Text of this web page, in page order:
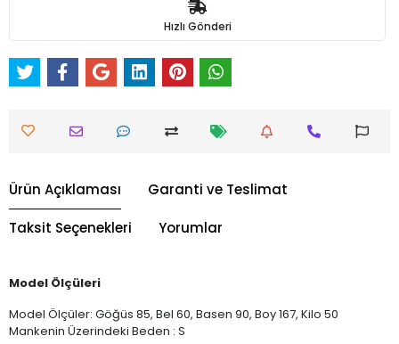
Hızlı Gönderi
Ürün Açıklaması Garanti ve Teslimat
Taksit Seçenekleri Yorumlar
Model Ölçüleri
Model Ölçüler: Göğüs 85, Bel 60, Basen 90, Boy 167, Kilo 50
Mankenin Üzerindeki Beden : S